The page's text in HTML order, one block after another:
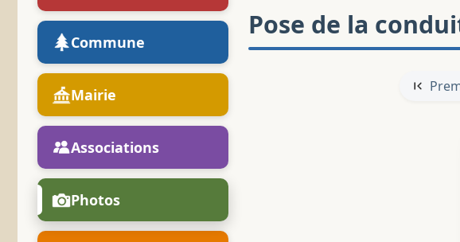
Commune
Mairie
Associations
Photos
Pose de la